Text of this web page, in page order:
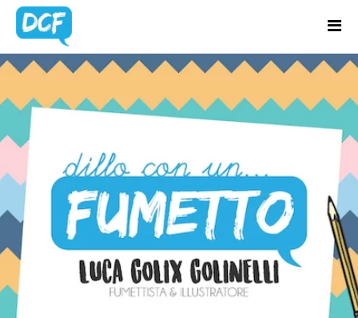
Home
Chi Sono
Lavora con me
Portfolio
Blog
Contatti
BLOG
UPDATES
Latest news & updates